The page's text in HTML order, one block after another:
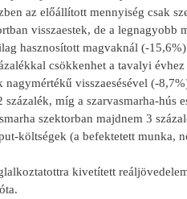
az előállított mennyiség csak
visszaestek, de a legnagyobb
hasznosított magvaknál (-
csökkenhet a tavalyi évhez
visszaesésével (-
míg a szarvasmarha-hús
szektorban majdnem 3
költségek (a befektetett munka,
kivetített